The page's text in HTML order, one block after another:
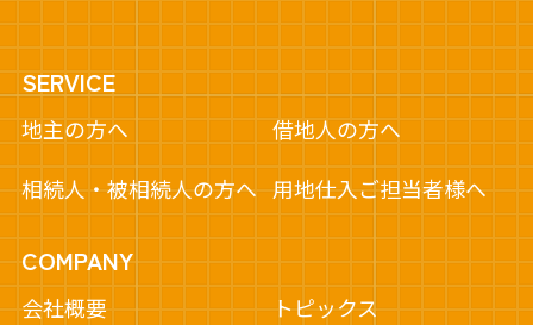
SERVICE
地主の方へ
借地人の方へ
相続人・被相続人の方へ 用地仕入ご担当者様へ
COMPANY
会社概要
トピックス